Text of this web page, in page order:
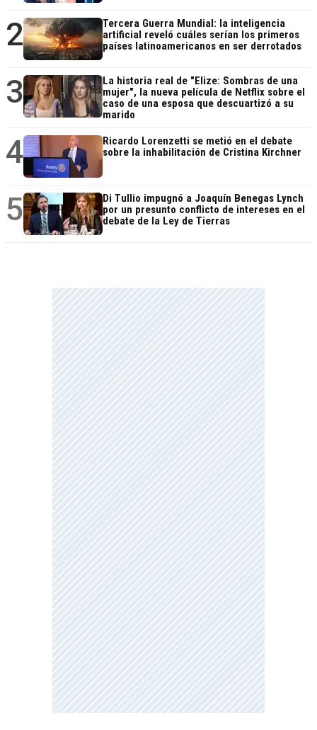
2
Tercera Guerra Mundial: la inteligencia
artificial reveló cuáles serían los primeros
países latinoamericanos en ser derrotados
3
La historia real de "Elize: Sombras de una
mujer", la nueva película de Netflix sobre el
caso de una esposa que descuartizó a su
marido
4
Ricardo Lorenzetti se metió en el debate
sobre la inhabilitación de Cristina Kirchner
5
Di Tullio impugnó a Joaquín Benegas Lynch
por un presunto conflicto de intereses en el
debate de la Ley de Tierras